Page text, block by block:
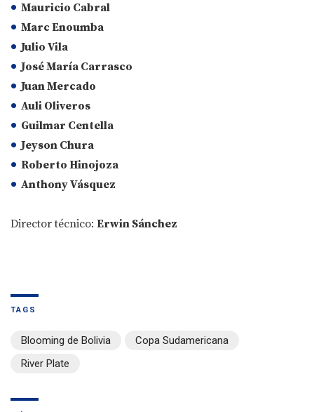
Mauricio Cabral
Marc Enoumba
Julio Vila
José María Carrasco
Juan Mercado
Auli Oliveros
Guilmar Centella
Jeyson Chura
Roberto Hinojoza
Anthony Vásquez
Director técnico: Erwin Sánchez
TAGS
Blooming de Bolivia
Copa Sudamericana
River Plate